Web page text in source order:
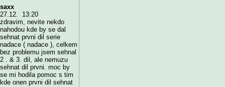
saxx
27.12. 13:20
zdravim, nevite nekdo
nahodou kde by se dal
sehnat prvni dil serie
nadace ( nadace ), celkem
bez problemu jsem sehnal
2 . & 3. dil, ale nemuzu
sehnat dil prvni. moc by
se mi hodila pomoc s tim
kde onen prvni dil sehnat